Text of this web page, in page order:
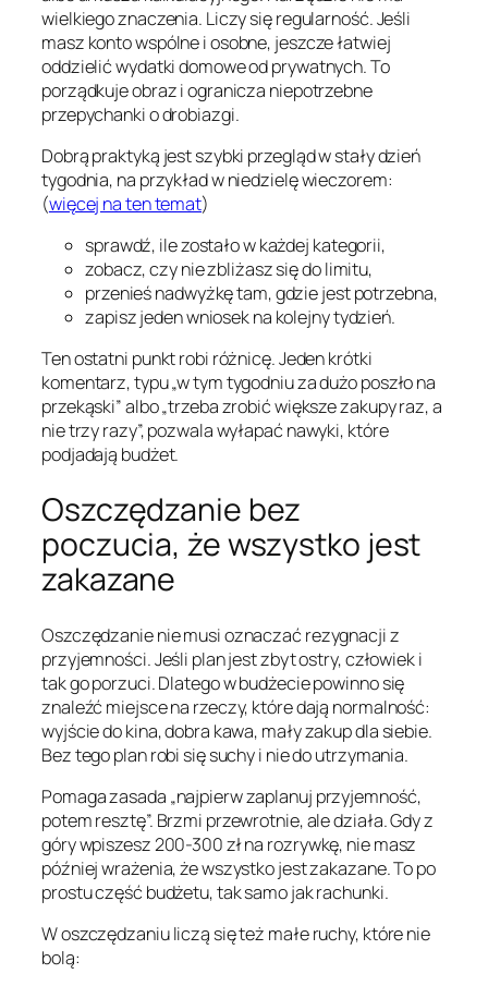
wielkiego znaczenia. Liczy się regularność. Jeśli
masz konto wspólne i osobne, jeszcze łatwiej
oddzielić wydatki domowe od prywatnych. To
porządkuje obraz i ogranicza niepotrzebne
przepychanki o drobiazgi.
Dobrą praktyką jest szybki przegląd w stały dzień
tygodnia, na przykład w niedzielę wieczorem:
(więcej na ten temat)
sprawdź, ile zostało w każdej kategorii,
zobacz, czy nie zbliżasz się do limitu,
przenieś nadwyżkę tam, gdzie jest potrzebna,
zapisz jeden wniosek na kolejny tydzień.
Ten ostatni punkt robi różnicę. Jeden krótki
komentarz, typu „w tym tygodniu za dużo poszło na
przekąski” albo „trzeba zrobić większe zakupy raz, a
nie trzy razy”, pozwala wyłapać nawyki, które
podjadają budżet.
Oszczędzanie bez
poczucia, że wszystko jest
zakazane
Oszczędzanie nie musi oznaczać rezygnacji z
przyjemności. Jeśli plan jest zbyt ostry, człowiek i
tak go porzuci. Dlatego w budżecie powinno się
znaleźć miejsce na rzeczy, które dają normalność:
wyjście do kina, dobra kawa, mały zakup dla siebie.
Bez tego plan robi się suchy i nie do utrzymania.
Pomaga zasada „najpierw zaplanuj przyjemność,
potem resztę”. Brzmi przewrotnie, ale działa. Gdy z
góry wpiszesz 200-300 zł na rozrywkę, nie masz
później wrażenia, że wszystko jest zakazane. To po
prostu część budżetu, tak samo jak rachunki.
W oszczędzaniu liczą się też małe ruchy, które nie
bolą: